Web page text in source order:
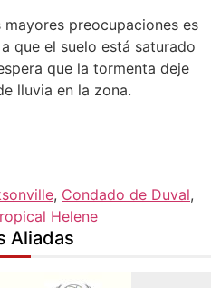
preocupaciones es
que el suelo está saturado
que la tormenta deje
lluvia en la zona.
, Condado de Duval,
Helene
Aliadas